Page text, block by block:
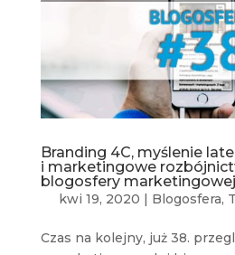
Branding 4C, myślenie
i marketingowe
blogosfery
kwi 19, 2020 Blogosfera,
Czas na kolejny, już 38.